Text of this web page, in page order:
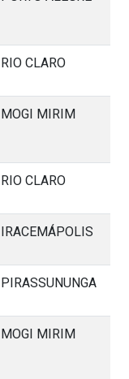
RIO CLARO
MOGI MIRIM
RIO CLARO
IRACEMÁPOLIS
PIRASSUNUNGA
MOGI MIRIM